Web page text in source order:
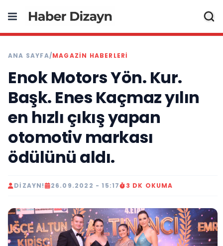
ANA SAYFA/MAGAZIN HABERLERI
Enok Motors Yön. Kur.
Başk. Enes Kaçmaz yılın
en hızlı çıkış yapan
otomotiv markası
ödülünü aldı.
DIZAYN! 26.09.2022 - 15:17 3 DK OKUMA